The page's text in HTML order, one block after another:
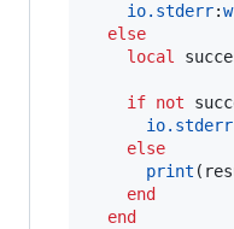
io.stderr:
else
local
if not
io.stderr
else
print (
end
end